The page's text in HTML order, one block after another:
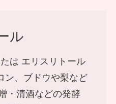
ル
は エリスリトール
ン、ブドウや梨など
・清酒などの発酵